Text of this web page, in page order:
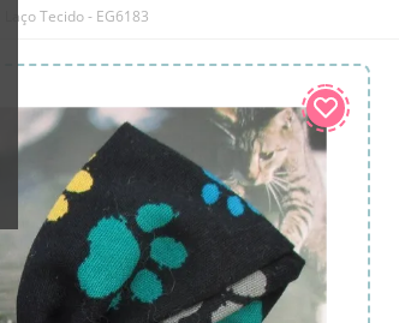
Laço Tecido - EG6183